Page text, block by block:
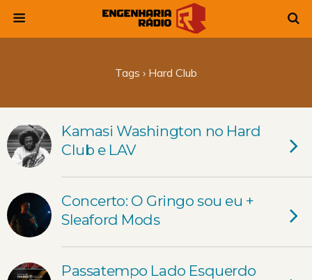
Tags › Hard Club
Kamasi Washington no Hard
Club e LAV
Concerto: O Gringo sou eu +
Sleaford Mods
Passatempo Lado Esquerdo